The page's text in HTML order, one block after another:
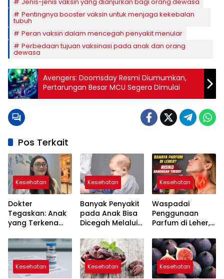
Pentingnya booster vaksin untuk menjaga kekebalan
tubuh
Peran vaksin dalam mencegah penyakit menular
Perbedaan tujuan vaksinasi pada anak dan orang
dewasa
Avengers: Doomsday Resmi Diumumkan,
Pertarungan Besar MCU Segera Dimulai
Pos Terkait
Kesehatan
Dokter
Tegaskan: Anak
yang Terkena
Cacar Tetap
Perlu Mandi
Kesehatan
Banyak Penyakit
pada Anak Bisa
Dicegah Melalui
Kesehatan
Waspadai
Penggunaan
Parfum di Leher,
Ahli Soal Risiko
Tiroid
Kesehatan Kesehatan Kesehatan